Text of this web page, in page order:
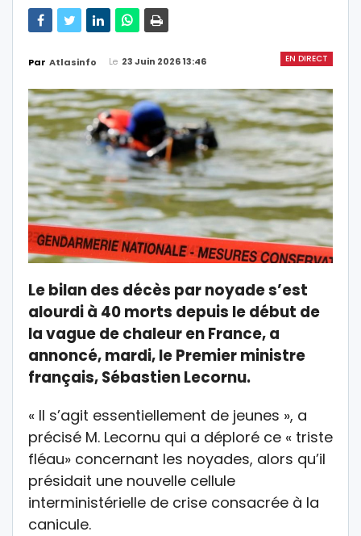
EN DIRECT
Par Atlasinfo Le 23 Juin 2026 13:46
Le bilan des décès par noyade s’est
alourdi à 40 morts depuis le début de
la vague de chaleur en France, a
annoncé, mardi, le Premier ministre
français, Sébastien Lecornu.
« Il s’agit essentiellement de jeunes », a
précisé M. Lecornu qui a déploré ce « triste
fléau» concernant les noyades, alors qu’il
présidait une nouvelle cellule
interministérielle de crise consacrée à la
canicule.